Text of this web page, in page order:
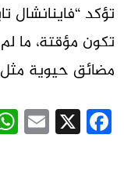
تؤكد “فاينانشال
تكون مؤقتة، ما
مضائق حيوية
X